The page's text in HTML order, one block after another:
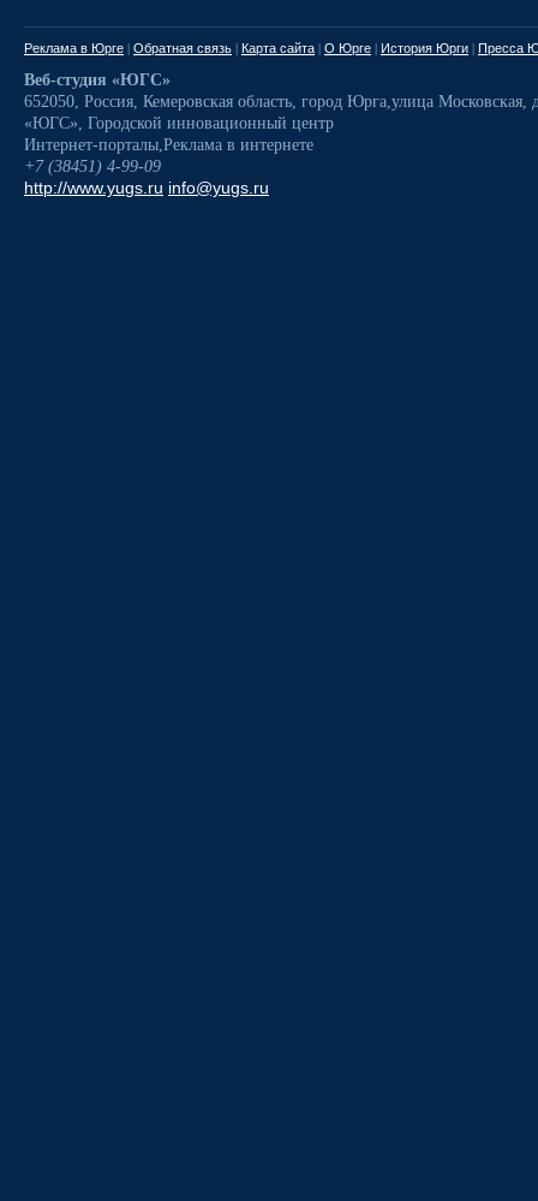
Реклама в Юрге | Обратная связь | Карта сайта | О Юрге | История Юрги | Пресса
Веб-студия «ЮГС»
652050, Россия, Кемеровская область, город Юрга,улица Московская,
«ЮГС», Городской инновационный центр
Интернет-порталы,Реклама в интернете
+7 (38451) 4-99-09
http://www.yugs.ru info@yugs.ru